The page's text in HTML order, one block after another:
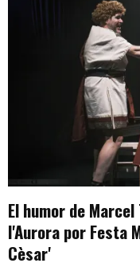
El humor de
l'Aurora por Festa
Cèsar'